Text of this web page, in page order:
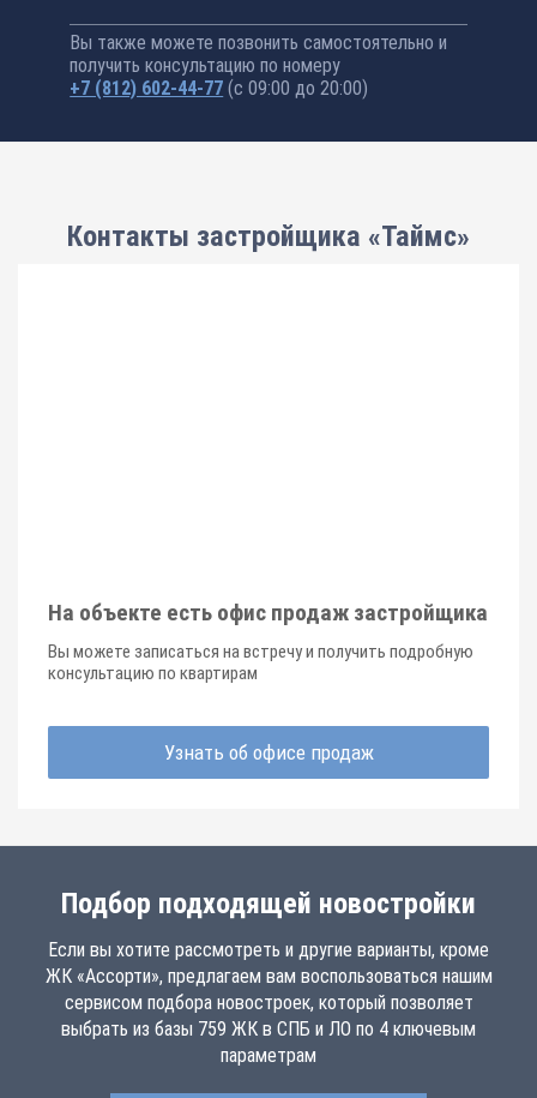
Вы также можете позвонить самостоятельно и
получить консультацию по номеру
+7 (812) 602-44-77 (с 09:00 до 20:00)
Контакты застройщика «Таймс»
На объекте есть офис продаж застройщика
Вы можете записаться на встречу и получить подробную
консультацию по квартирам
Узнать об офисе продаж
Подбор подходящей новостройки
Если вы хотите рассмотреть и другие варианты, кроме
ЖК «Ассорти», предлагаем вам воспользоваться нашим
сервисом подбора новостроек, который позволяет
выбрать из базы 759 ЖК в СПБ и ЛО по 4 ключевым
параметрам